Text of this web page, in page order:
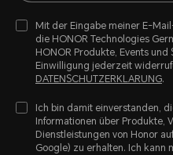
Mit der Eingabe meiner E-
die HONOR Technologies
HONOR Produkte, Events
Einwilligung jederzeit
DATENSCHUTZERKLARUNG.
Ich bin damit einverstanden,
Informationen über Produkte,
Dienstleistungen von Honor
Google) zu erhalten. Ich kann